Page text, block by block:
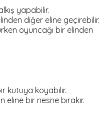
yapabilir.
diğer eline geçirebilir.
oyuncağı bir elinden
kutuya koyabilir.
bir nesne bırakır.